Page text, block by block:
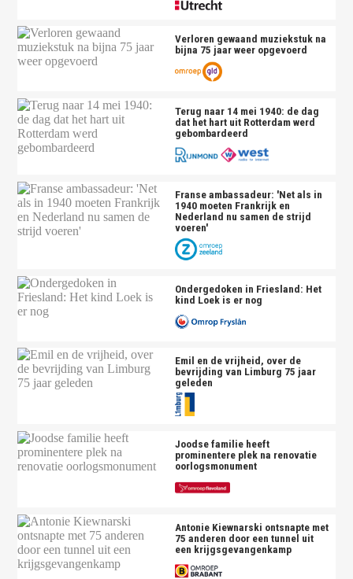
Verloren gewaand muziekstuk na
bijna 75 jaar weer opgevoerd
Terug naar 14 mei 1940: de dag
dat het hart uit Rotterdam werd
gebombardeerd
Franse ambassadeur: 'Net als in
1940 moeten Frankrijk en
Nederland nu samen de strijd
voeren'
Ondergedoken in Friesland: Het
kind Loek is er nog
Emil en de vrijheid, over de
bevrijding van Limburg 75 jaar
geleden
Joodse familie heeft
prominentere plek na renovatie
oorlogsmonument
Antonie Kiewnarski ontsnapte met
75 anderen door een tunnel uit
een krijgsgevangenkamp